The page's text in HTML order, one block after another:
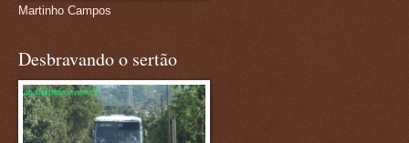
Martinho Campos
Desbravando o sertão